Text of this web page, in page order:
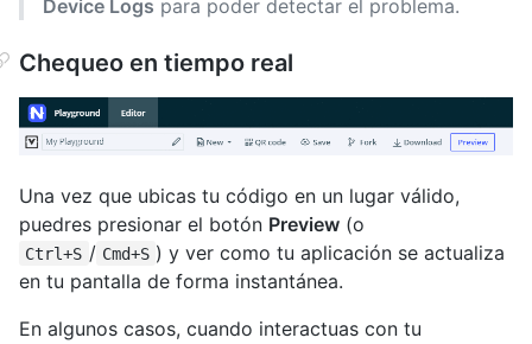
Device Logs para poder detectar el problema.
Chequeo en tiempo real
Una vez que ubicas tu código en un lugar válido,
puedres presionar el botón Preview (o
Ctrl+S / Cmd+S ) y ver como tu aplicación se actualiza
en tu pantalla de forma instantánea.
En algunos casos, cuando interactuas con tu